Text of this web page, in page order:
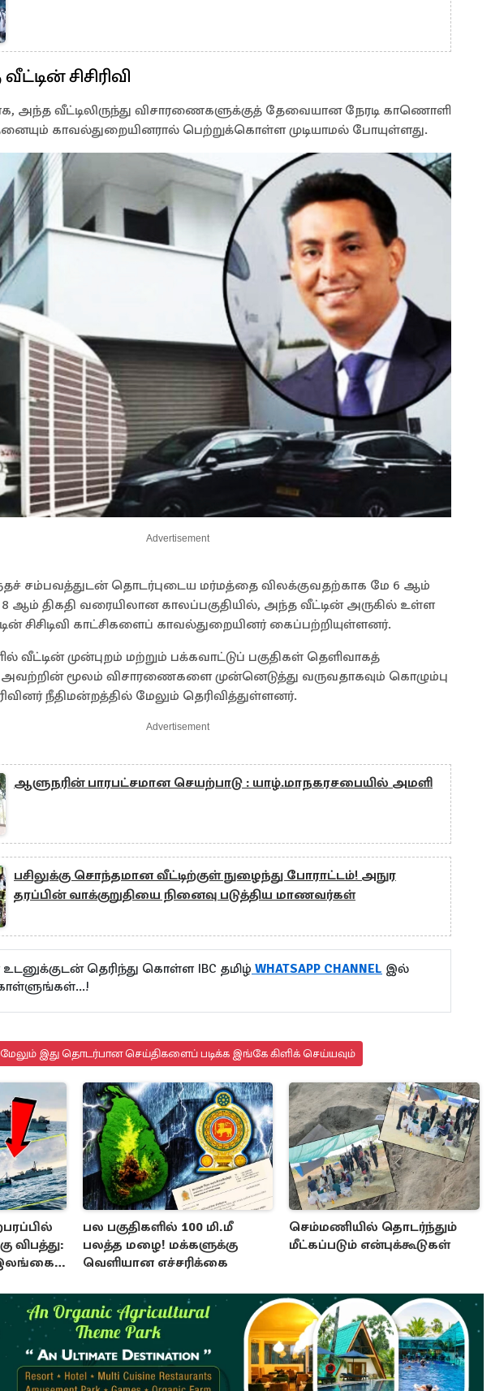
சிசிரிவி
அந்த வீட்டிலிருந்து விசாரணைகளுக்குத் தேவையான நேரடி காணொளி
காவல்துறையினரால் பெற்றுக்கொள்ள முடியாமல் போயுள்ளது.
Advertisement
சம்பவத்துடன் தொடர்புடைய மர்மத்தை விலக்குவதற்காக மே 6 ஆம்
8 ஆம் திகதி வரையிலான காலப்பகுதியில், அந்த வீட்டின் அருகில் உள்ள
சிசிடிவி காட்சிகளைப் காவல்துறையினர் கைப்பற்றியுள்ளனர்.
வீட்டின் முன்புறம் மற்றும் பக்கவாட்டுப் பகுதிகள் தெளிவாகத்
அவற்றின் மூலம் விசாரணைகளை முன்னெடுத்து வருவதாகவும் கொழும்பு
நீதிமன்றத்தில் மேலும் தெரிவித்துள்ளனர்.
Advertisement
ஆளுநரின் பாரபட்சமான செயற்பாடு : யாழ்.மாநகரசபையில் அமளி
பசிலுக்கு சொந்தமான வீட்டிற்குள் நுழைந்து போராட்டம்! அநுர
தரப்பின் வாக்குறுதியை நினைவு படுத்திய மாணவர்கள்
தெரிந்து கொள்ள IBC தமிழ் WHATSAPP CHANNEL இல்
மேலும் இது தொடர்பான செய்திகளைப் படிக்க இங்கே கிளிக் செய்யவும்
விபத்து:
இலங்கை
பல பகுதிகளில் 100 மி.மீ
பலத்த மழை! மக்களுக்கு
வெளியான எச்சரிக்கை
செம்மணியில் தொடர்ந்தும்
மீட்கப்படும் என்புக்கூடுகள்